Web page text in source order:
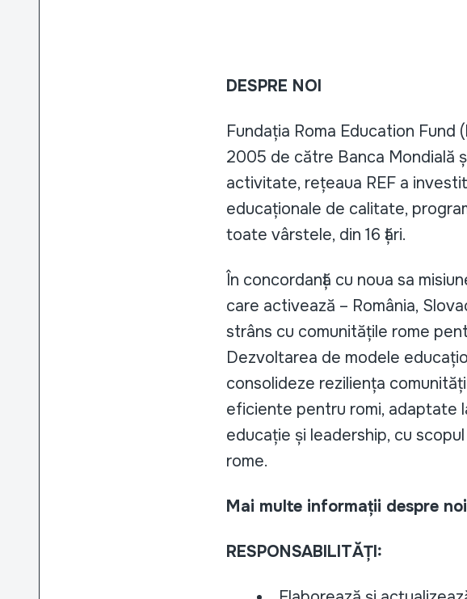
DESPRE NOI
Fundația Roma Education
2005 de către Banca Mondială
activitate, rețeaua REF a
educaționale de calitate,
toate vârstele, din 16 țări.
În concordanță cu noua sa
care activează – România,
strâns cu comunitățile rome
Dezvoltarea de modele
consolideze reziliența
eficiente pentru romi, adaptate
educație și leadership, cu
rome.
Mai multe informații despre noi
RESPONSABILITĂȚI: